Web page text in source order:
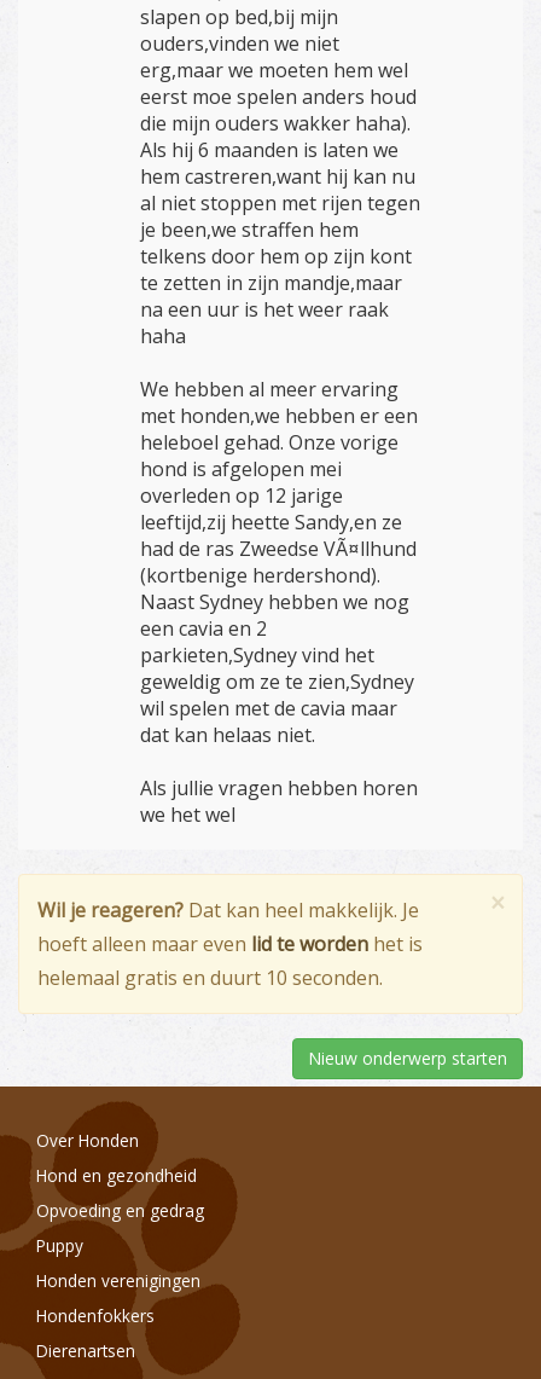
slapen op bed,bij mijn
ouders,vinden we niet
erg,maar we moeten hem wel
eerst moe spelen anders houd
die mijn ouders wakker haha).
Als hij 6 maanden is laten we
hem castreren,want hij kan nu
al niet stoppen met rijen tegen
je been,we straffen hem
telkens door hem op zijn kont
te zetten in zijn mandje,maar
na een uur is het weer raak
haha
We hebben al meer ervaring
met honden,we hebben er een
heleboel gehad. Onze vorige
hond is afgelopen mei
overleden op 12 jarige
leeftijd,zij heette Sandy,en ze
had de ras Zweedse VÃ¤llhund
(kortbenige herdershond).
Naast Sydney hebben we nog
een cavia en 2
parkieten,Sydney vind het
geweldig om ze te zien,Sydney
wil spelen met de cavia maar
dat kan helaas niet.
Als jullie vragen hebben horen
we het wel
×
Wil je reageren? Dat kan heel makkelijk. Je
hoeft alleen maar even lid te worden het is
helemaal gratis en duurt 10 seconden.
Nieuw onderwerp starten
Over Honden
Hond en gezondheid
Opvoeding en gedrag
Puppy
Honden verenigingen
Hondenfokkers
Dierenartsen